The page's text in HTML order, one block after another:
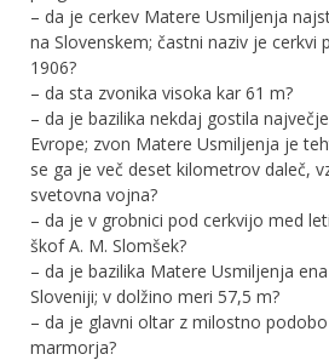
– da je cerkev Matere Usmiljenja
na Slovenskem; častni naziv je cerkvi
1906?
– da sta zvonika visoka kar 61 m?
– da je bazilika nekdaj gostila
Evrope; zvon Matere Usmiljenja je
se ga je več deset kilometrov daleč,
svetovna vojna?
– da je v grobnici pod cerkvijo med
škof A. M. Slomšek?
– da je bazilika Matere Usmiljenja
Sloveniji; v dolžino meri 57,5 m?
– da je glavni oltar z milostno
marmorja?